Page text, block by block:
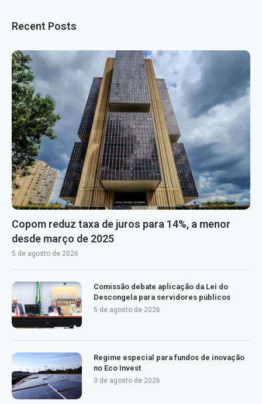
Recent Posts
Copom reduz taxa de juros para 14%, a menor
desde março de 2025
5 de agosto de 2026
Comissão debate aplicação da Lei do
Descongela para servidores públicos
5 de agosto de 2026
Regime especial para fundos de inovação
no Eco Invest
3 de agosto de 2026